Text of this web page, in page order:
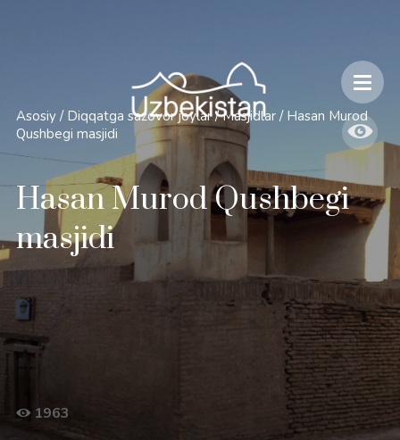
Asosiy / Diqqatga sazovor joylar / Masjidlar / Hasan Murod
Qushbegi masjidi
Hasan Murod Qushbegi
masjidi
1963